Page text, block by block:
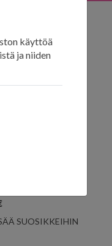
SUOSIKKEIHIN
käyttöä
ja niiden